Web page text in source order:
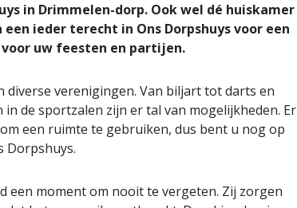
in Drimmelen-dorp. Ook wel dé huiskamer
ieder terecht in Ons Dorpshuys voor een
uw feesten en partijen.
verenigingen. Van biljart tot darts en
de sportzalen zijn er tal van mogelijkheden. Er
een ruimte te gebruiken, dus bent u nog op
Dorpshuys.
een moment om nooit te vergeten. Zij zorgen